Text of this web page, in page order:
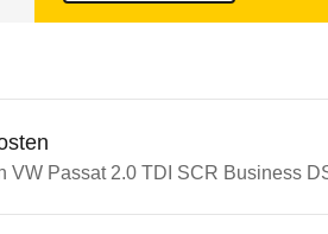
VW Passat 2.0 TDI SCR Business